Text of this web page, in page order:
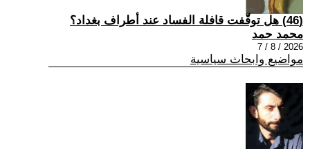
(46) هل توقّفت قافلة الفساد عند أطراف بغداد؟
محمد حمد
2026 / 8 / 7
مواضيع وابحاث سياسية